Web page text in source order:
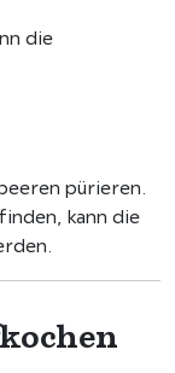
die
pürieren.
kann die